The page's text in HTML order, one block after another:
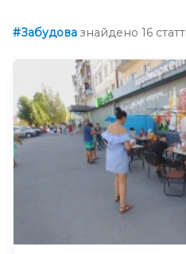
#Забудова знайдено 16 статті